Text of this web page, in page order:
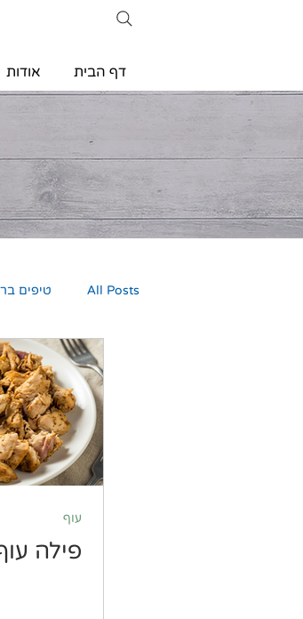
דף הבית אודות
All Posts טיפים
פשטידות ומנות
עוף
פילה